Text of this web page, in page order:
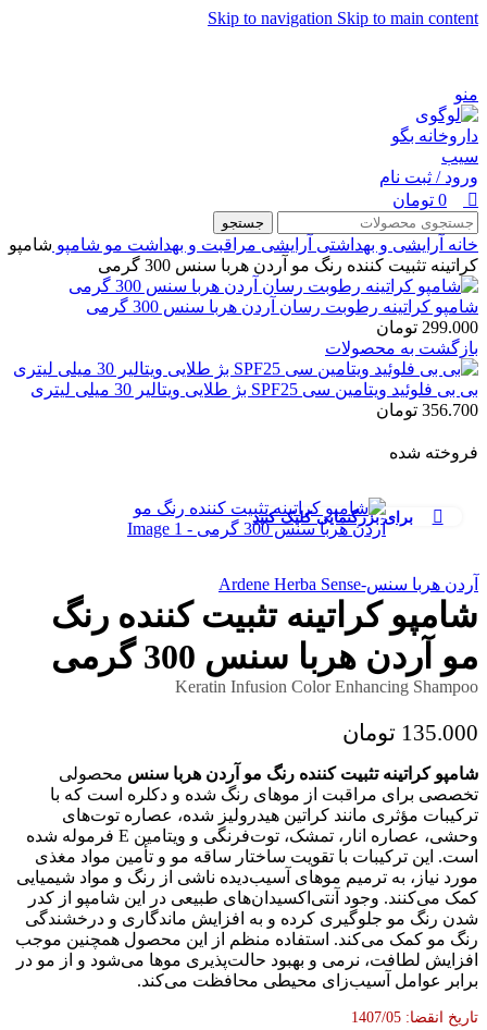
Skip to navigation Skip to main content
منو
ورود / ثبت نام
0 تومان
جستجو
خانه آرایشی و بهداشتی آرایشی مراقبت و بهداشت مو شامپو شامپو
کراتینه تثبیت کننده رنگ مو آردن هربا سنس 300 گرمی
شامپو کراتینه رطوبت رسان آردن هربا سنس 300 گرمی
299.000 تومان
بازگشت به محصولات
بی بی فلوئید ویتامین سی SPF25 بژ طلایی ویتالیر 30 میلی لیتری
356.700 تومان
فروخته شده
برای بزرگنمایی کلیک کنید
آردن هربا سنس-Ardene Herba Sense
شامپو کراتینه تثبیت کننده رنگ
مو آردن هربا سنس 300 گرمی
Keratin Infusion Color Enhancing Shampoo
135.000 تومان
شامپو کراتینه تثبیت کننده رنگ مو آردن هربا سنس محصولی
تخصصی برای مراقبت از موهای رنگ شده و دکلره است که با
ترکیبات مؤثری مانند کراتین هیدرولیز شده، عصاره توت‌های
وحشی، عصاره انار، تمشک، توت‌فرنگی و ویتامین E فرموله شده
است. این ترکیبات با تقویت ساختار ساقه مو و تأمین مواد مغذی
مورد نیاز، به ترمیم موهای آسیب‌دیده ناشی از رنگ و مواد شیمیایی
کمک می‌کنند. وجود آنتی‌اکسیدان‌های طبیعی در این شامپو از کدر
شدن رنگ مو جلوگیری کرده و به افزایش ماندگاری و درخشندگی
رنگ مو کمک می‌کند. استفاده منظم از این محصول همچنین موجب
افزایش لطافت، نرمی و بهبود حالت‌پذیری موها می‌شود و از مو در
برابر عوامل آسیب‌زای محیطی محافظت می‌کند.
تاریخ انقضا: 1407/05